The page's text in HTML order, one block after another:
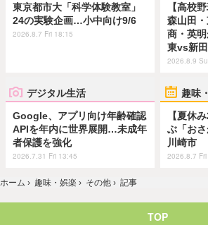
東京都市大「科学体験教室」
24の実験企画…小中向け9/6
2026.8.7 Fri 18:15
【高校
森山田
商・英
東vs新
2026.8.9
デジタル生活
Google、アプリ向け年齢確認
APIを年内に世界展開…未成年
者保護を強化
2026.7.31 Fri 13:45
趣味
【夏休
ぶ「お
川崎市
2026.8.7
ホーム › 趣味・娯楽 › その他 › 記事
TOP